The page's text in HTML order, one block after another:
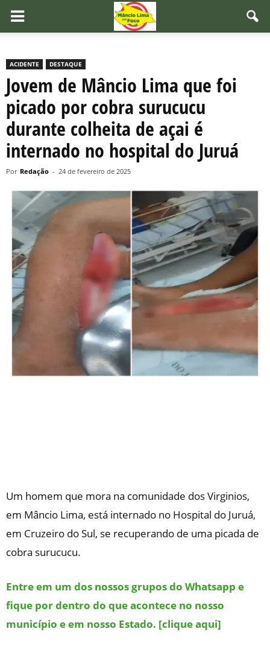
ACIDENTE DESTAQUE
Jovem de Mâncio Lima que foi
picado por cobra surucucu
durante colheita de açai é
internado no hospital do Juruá
Por Redação - 24 de fevereiro de 2025
Um homem que mora na comunidade dos Virginios,
em Mâncio Lima, está internado no Hospital do Juruá,
em Cruzeiro do Sul, se recuperando de uma picada de
cobra surucucu.
Entre em um dos nossos grupos do Whatsapp e
fique por dentro do que acontece no nosso
município e em nosso Estado. [clique aqui]